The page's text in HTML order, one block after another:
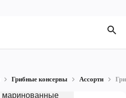
Грибные консервы Ассорти